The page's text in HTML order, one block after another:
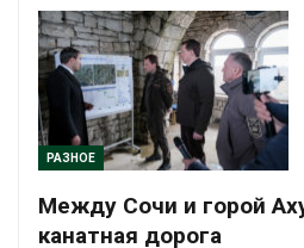
РАЗНОЕ
Между Сочи и горой
канатная дорога